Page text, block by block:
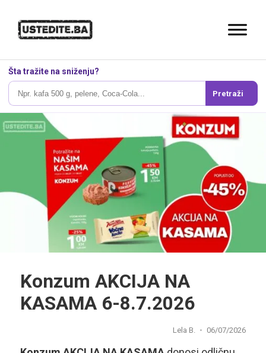
Šta tražite na sniženju?
Pretraži
Konzum AKCIJA NA
KASAMA 6-8.7.2026
Lela B. 06/07/2026